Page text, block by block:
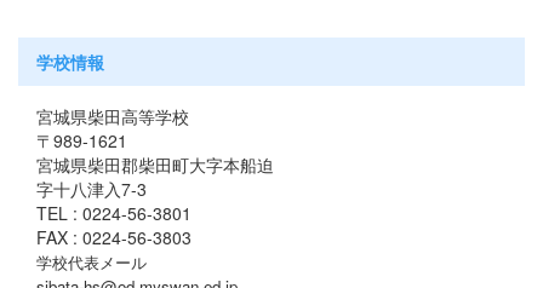
学校情報
宮城県柴田高等学校
〒989-1621
宮城県柴田郡柴田町大字本船迫
字十八津入7-3
TEL : 0224-56-3801
FAX : 0224-56-3803
学校代表メール